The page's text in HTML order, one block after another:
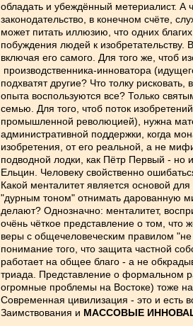
обладать и убеждённый метериалист. А
законодательство, в конечном счёте,
может питать иллюзию, что одних
побуждения людей к
включая его самого. Для того же, чтоб
производственника-инноватора
подхватят другие? Что толку
опыта воспользуются все? Только
семью. Для того, чтоб поток
промышленной революцией), нужна
административной поддержки, когда
изобретения, от его реальной, а не
подводной лодки, как Пётр Первый - но
Ельцин. Человеку свойственно
Какой менталитет является основой
"дурным тоном" отнимать дарованную
делают? Однозначно: менталитет,
очёнь чёткое представление о том,
веры с общечеловеческим правилом
понимание того, что защита частной
работает на общее благо - а не
триада. Представление о формальном
огромные проблемы на Востоке) тоже
Современная цивилизация - это и есть
Заимствования и МАССОВЫЕ